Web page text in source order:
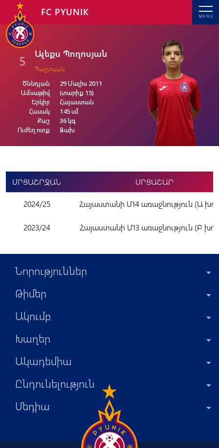
MENU
FC PYUNIK
5 Ալեքս Պողոսյան
Պաշտպան
Ծննդյան
Ամսաթիվ
Երկիր
Հասակ
Քաշ
Ուժեղ ոտք
29 Մայիս 2011
(տարիք 15)
Հայաստան
145 սմ
36 կգ
Ձախ
ՄՐՑԱՇՐՋԱՆ ՄՐՑԱՇԱՐ
2024/25 Հայաստանի Մ14 առաջնություն (Ա
2023/24 Հայաստանի Մ13 առաջնություն (Բ
Նորություններ
Թիմեր
Ակումբ
Խաղեր
Ակադեմիա
Ընդունելություն
Մեդիա